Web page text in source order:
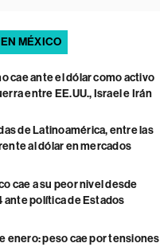
MÉXICO
cae ante el dólar como activo
entre EE.UU., Israel e Irán
de Latinoamérica, entre las
al dólar en mercados
cae a su peor nivel desde
ante política de Estados
enero: peso cae por tensiones